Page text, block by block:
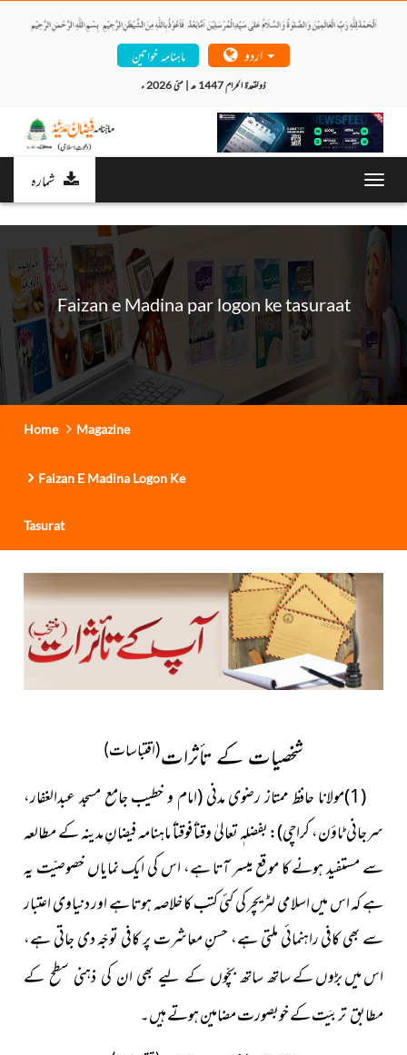
ماہنامہ خواتین
ذولقعدۃ الحرام 1447 ھ | مئی 2026 ء
شمارہ
Faizan e Madina par logon ke tasuraat
Home Magazine
Faizan E Madina Logon Ke
Tasurat
شخصیات کے تأثرات(اقتباسات)
(1)مولانا حافظ ممتاز رضوی مدنی (امام و خطیب جامع مسجد عبدالغفار،
سرجانی ٹاؤن، کراچی): بفضلہٖ تعالیٰ وقتاً فوقتاً ماہنامہ فیضانِ مدینہ کےمطالعہ
سے مستفید ہونے کا موقع میسر آتا ہے، اس کی ایک نمایاں خصوصیّت یہ
ہے کہ اس میں اسلامی لٹریچر کی کئی کتب کا خلاصہ ہوتا ہے اور دنیاوی اعتبار
سے بھی کافی راہنمائی ملتی ہے، حسنِ معاشرت پر کافی توجّہ دی جاتی ہے،
اس میں بڑوں کےساتھ ساتھ بچّوں کے لیے بھی ان کی ذہنی سطح کے
مطابق تربیَتکے خوبصورت مضامین ہوتے ہیں۔